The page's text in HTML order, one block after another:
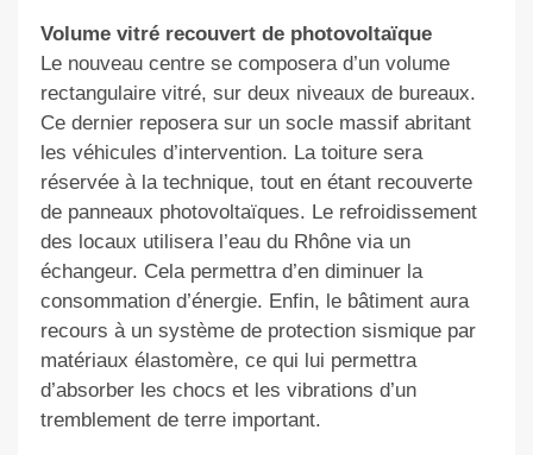
Volume vitré recouvert de photovoltaïque
Le nouveau centre se composera d’un volume
rectangulaire vitré, sur deux niveaux de bureaux.
Ce dernier reposera sur un socle massif abritant
les véhicules d’intervention. La toiture sera
réservée à la technique, tout en étant recouverte
de panneaux photovoltaïques. Le refroidissement
des locaux utilisera l’eau du Rhône via un
échangeur. Cela permettra d’en diminuer la
consommation d’énergie. Enfin, le bâtiment aura
recours à un système de protection sismique par
matériaux élastomère, ce qui lui permettra
d’absorber les chocs et les vibrations d’un
tremblement de terre important.